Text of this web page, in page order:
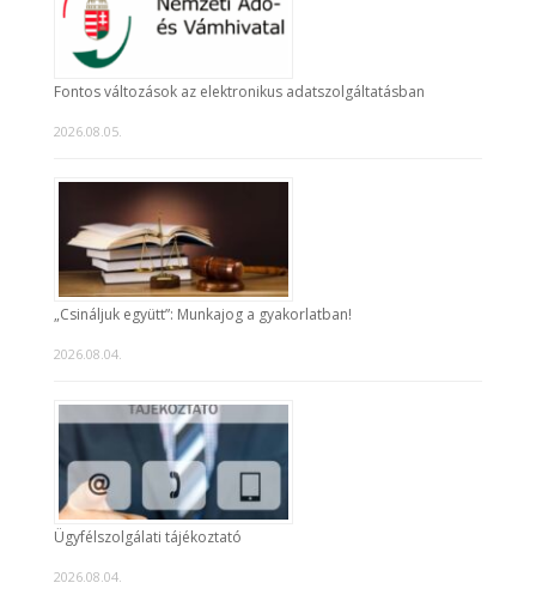
Fontos változások az elektronikus adatszolgáltatásban
2026.08.05.
„Csináljuk együtt”: Munkajog a gyakorlatban!
2026.08.04.
Ügyfélszolgálati tájékoztató
2026.08.04.